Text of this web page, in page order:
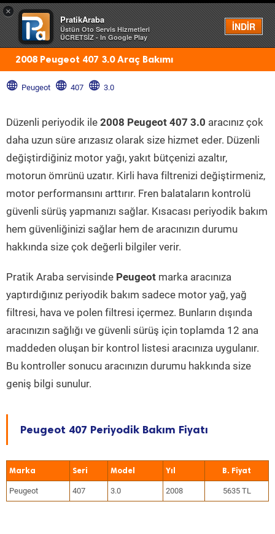
×
PratikAraba
Üstün Oto Servis Hizmetleri
ÜCRETSİZ - In Google Play
İNDİR
Menü
2008 Peugeot 407 3.0 Araç Bakımı
Peugeot 407 3.0
Düzenli periyodik ile 2008 Peugeot 407 3.0 aracınız çok
daha uzun süre arızasız olarak size hizmet eder. Düzenli
değiştirdiğiniz motor yağı, yakıt bütçenizi azaltır,
motorun ömrünü uzatır. Kirli hava filtrenizi değiştirmeniz,
motor performansını arttırır. Fren balataların kontrolü
güvenli sürüş yapmanızı sağlar. Kısacası periyodik bakım
hem güvenliğinizi sağlar hem de aracınızın durumu
hakkında size çok değerli bilgiler verir.
Pratik Araba servisinde Peugeot marka aracınıza
yaptırdığınız periyodik bakım sadece motor yağ, yağ
filtresi, hava ve polen filtresi içermez. Bunların dışında
aracınızın sağlığı ve güvenli sürüş için toplamda 12 ana
maddeden oluşan bir kontrol listesi aracınıza uygulanır.
Bu kontroller sonucu aracınızın durumu hakkında size
geniş bilgi sunulur.
Peugeot 407 Periyodik Bakım Fiyatı
Marka Seri Model Yıl
Peugeot 407 3.0 2008 5635 TL